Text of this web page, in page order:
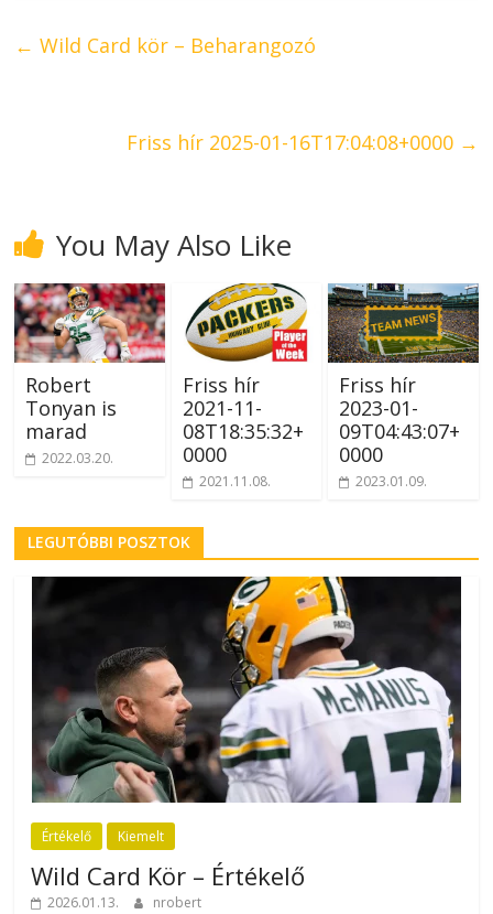
← Wild Card kör – Beharangozó
Friss hír 2025-01-16T17:04:08+0000 →
You May Also Like
Robert
Tonyan is
marad
2022.03.20.
Friss hír
2021-11-
08T18:35:32+
0000
2021.11.08.
Friss hír
2023-01-
09T04:43:07+
0000
2023.01.09.
LEGUTÓBBI POSZTOK
Értékelő Kiemelt
Wild Card Kör – Értékelő
2026.01.13. nrobert